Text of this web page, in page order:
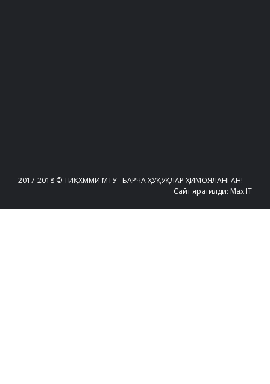
2017-2018 © ТИҚХММИ МТУ - БАРЧА ҲУҚУҚЛАР ҲИМОЯЛАНГАН!
Сайт яратилди: Max IT